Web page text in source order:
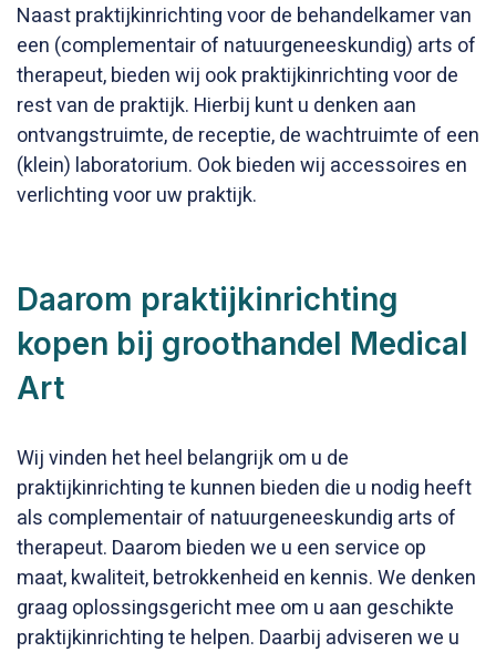
Naast praktijkinrichting voor de behandelkamer van
een (complementair of natuurgeneeskundig) arts of
therapeut, bieden wij ook praktijkinrichting voor de
rest van de praktijk. Hierbij kunt u denken aan
ontvangstruimte, de receptie, de wachtruimte of een
(klein) laboratorium. Ook bieden wij accessoires en
verlichting voor uw praktijk.
Daarom praktijkinrichting
kopen bij groothandel Medical
Art
Wij vinden het heel belangrijk om u de
praktijkinrichting te kunnen bieden die u nodig heeft
als complementair of natuurgeneeskundig arts of
therapeut. Daarom bieden we u een service op
maat, kwaliteit, betrokkenheid en kennis. We denken
graag oplossingsgericht mee om u aan geschikte
praktijkinrichting te helpen. Daarbij adviseren we u